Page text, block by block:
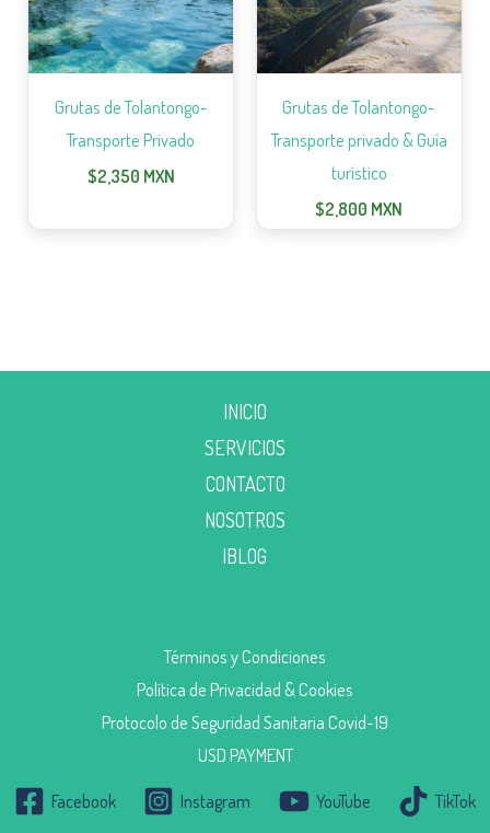
Grutas de Tolantongo-
Transporte Privado
$2,350 MXN
Grutas de Tolantongo-
Transporte privado & Guía
turístico
$2,800 MXN
INICIO
SERVICIOS
CONTACTO
NOSOTROS
|BLOG
Términos y Condiciones
Política de Privacidad & Cookies
Protocolo de Seguridad Sanitaria Covid-19
USD PAYMENT
Facebook Instagram YouTube TikTok